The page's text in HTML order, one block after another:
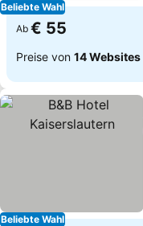
Beliebte Wahl
Ab € 55
Preise von 14 Websites
Beliebte Wahl